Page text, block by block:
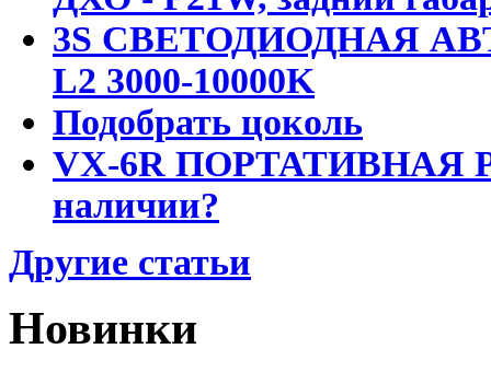
3S СВЕТОДИОДНАЯ
L2 3000-10000K
Подобрать цоколь
VX-6R ПОРТАТИВНАЯ
наличии?
Другие статьи
Новинки